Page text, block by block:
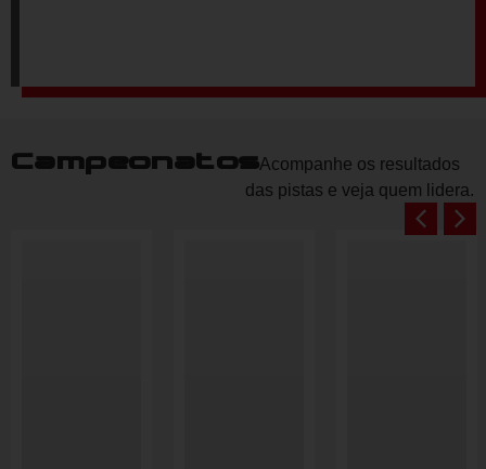
CampeonatosAcompanhe os resultados
das pistas e veja quem lidera.